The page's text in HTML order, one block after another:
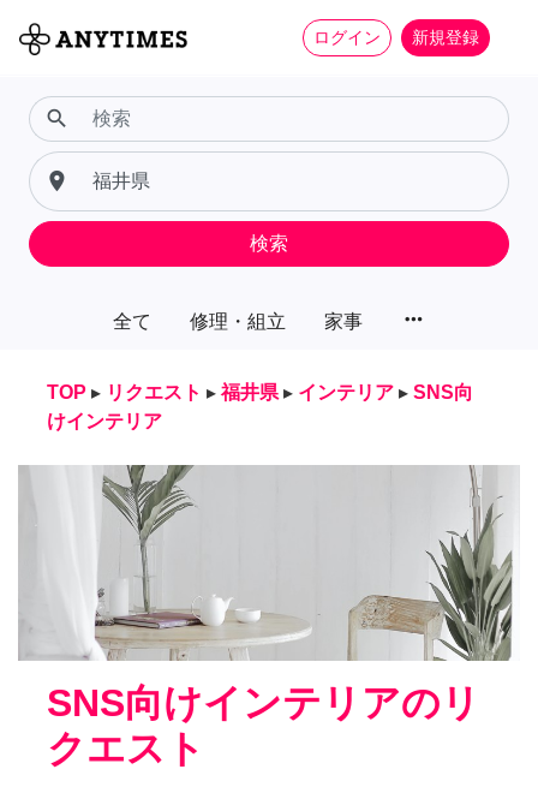
ログイン 新規登録
全て 修理・組立 家事 more_horiz
search
place
検索
TOP ▸ リクエスト ▸ 福井県 ▸ インテリア ▸ SNS向
けインテリア
SNS向けインテリアのリ
クエスト